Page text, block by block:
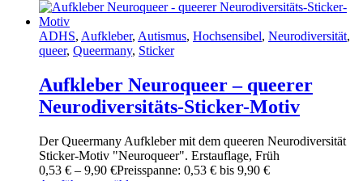
ADHS, Aufkleber, Autismus, Hochsensibel, Neurodiversität,
queer, Queermany, Sticker
Aufkleber Neuroqueer – queerer
Neurodiversitäts-Sticker-Motiv
Der Queermany Aufkleber mit dem queeren Neurodiversität
Sticker-Motiv "Neuroqueer". Erstauflage, Früh
0,53 € – 9,90 €Preisspanne: 0,53 € bis 9,90 €